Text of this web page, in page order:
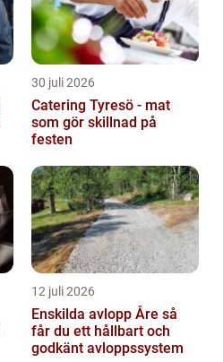
30 juli 2026
Catering Tyresö - mat
som gör skillnad på
festen
12 juli 2026
Enskilda avlopp Åre så
får du ett hållbart och
godkänt avloppssystem